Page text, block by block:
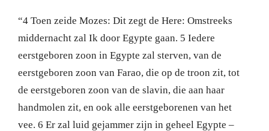
“4 Toen zeide Mozes: Dit zegt de Here: Omstreeks
middernacht zal Ik door Egypte gaan. 5 Iedere
eerstgeboren zoon in Egypte zal sterven, van de
eerstgeboren zoon van Farao, die op de troon zit, tot
de eerstgeboren zoon van de slavin, die aan haar
handmolen zit, en ook alle eerstgeborenen van het
vee. 6 Er zal luid gejammer zijn in geheel Egypte –